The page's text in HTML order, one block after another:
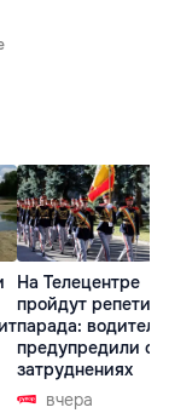
На Телецентре
пройдут
парада:
предупредили о
затруднениях
вчера